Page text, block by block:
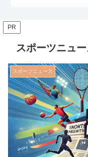
PR
スポーツニュ
スポーツニュース